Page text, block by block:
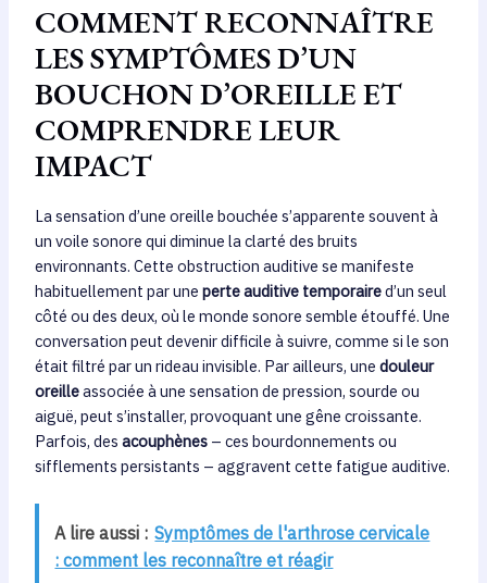
COMMENT RECONNAÎTRE
LES SYMPTÔMES D’UN
BOUCHON D’OREILLE ET
COMPRENDRE LEUR
IMPACT
La sensation d’une oreille bouchée s’apparente souvent à
un voile sonore qui diminue la clarté des bruits
environnants. Cette obstruction auditive se manifeste
habituellement par une perte auditive temporaired’un seul
côté ou des deux, où le monde sonore semble étouffé. Une
conversation peut devenir difficile à suivre, comme si le son
était filtré par un rideau invisible. Par ailleurs, une douleur
oreilleassociée à une sensation de pression, sourde ou
aiguë, peut s’installer, provoquant une gêne croissante.
Parfois, des acouphènes– ces bourdonnements ou
sifflements persistants – aggravent cette fatigue auditive.
A lire aussi : Symptômes de l'arthrose cervicale
: comment les reconnaître et réagir